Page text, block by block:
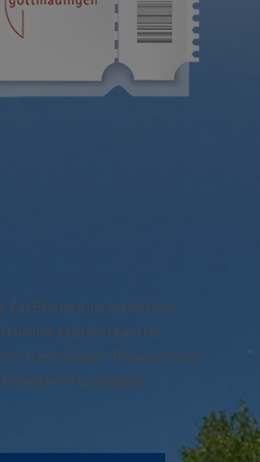
Ein Elternteil mit mindestens
lebenden Kind bis
in ermäßigtem Personenkreis
Ermäßigte)